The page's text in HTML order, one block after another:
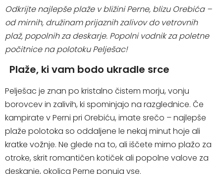
REZERVIRAJ
POŠLJITE ZAHTEVO
Odkrijte najlepše plaže v bližini Perne, blizu Orebića –
od mirnih, družinam prijaznih zalivov do vetrovnih
plaž, popolnih za deskarje. Popolni vodnik za poletne
počitnice na polotoku Pelješac!
Plaže, ki vam bodo ukradle srce
Pelješac je znan po kristalno čistem morju, vonju
borovcev in zalivih, ki spominjajo na razglednice. Če
kampirate v Perni pri Orebiću, imate srečo – najlepše
plaže polotoka so oddaljene le nekaj minut hoje ali
kratke vožnje. Ne glede na to, ali iščete mirno plažo za
otroke, skrit romantičen kotiček ali popolne valove za
deskanje, okolica Perne ponuja vse.